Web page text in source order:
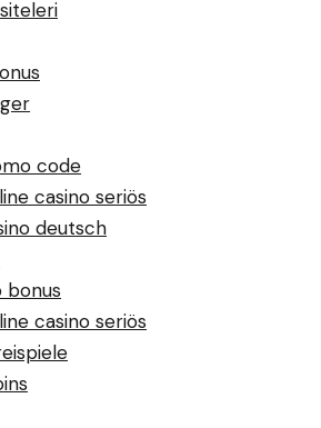
code
casino seriös
deutsch
bonus
casino seriös